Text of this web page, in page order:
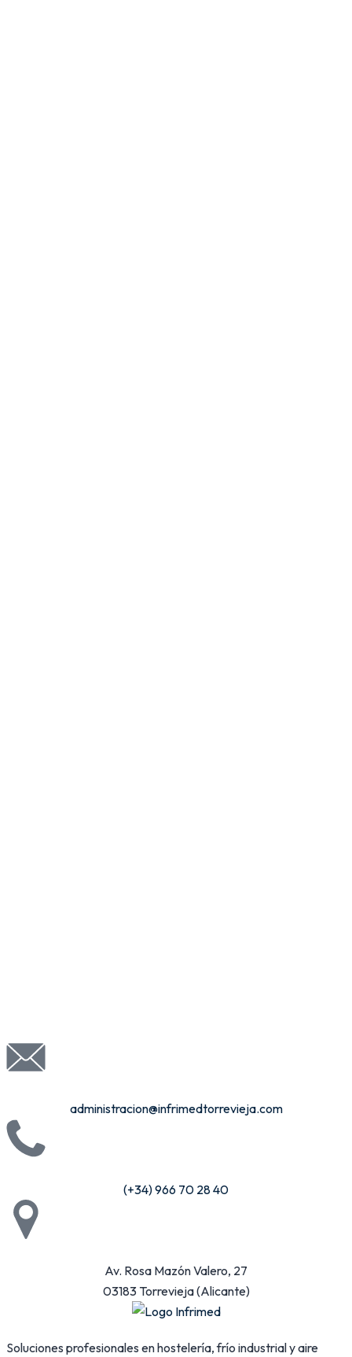
administracion@infrimedtorrevieja.com
(+34) 966 70 28 40
Av. Rosa Mazón Valero, 27
03183 Torrevieja (Alicante)
Soluciones profesionales en hostelería, frío industrial y aire